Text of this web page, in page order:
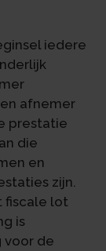
iedere
afnemer
prestatie
die
en
zijn.
fiscale lot
is
voor de